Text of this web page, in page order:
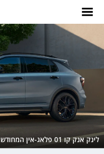
לינק אנק קו 01 פלאג-אין המחודש.